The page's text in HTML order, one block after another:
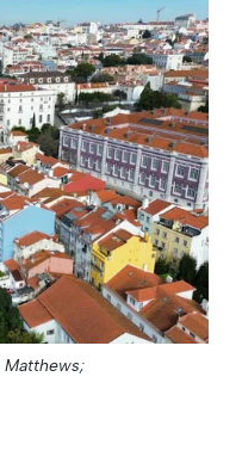
Matthews;